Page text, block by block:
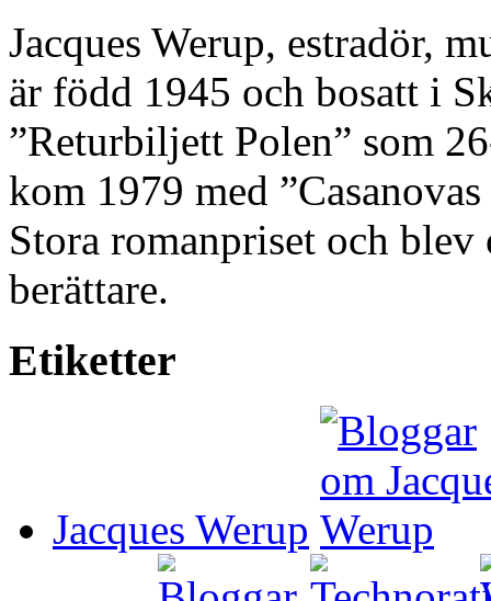
Jacques Werup, estradör,
är född 1945 och bosatt i
”Returbiljett Polen” som
kom 1979 med
Stora romanpriset och blev
berättare.
Etiketter
Jacques Werup